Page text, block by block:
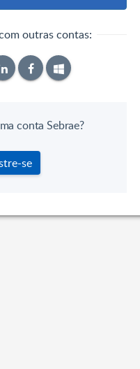
outras contas:
conta Sebrae?
se